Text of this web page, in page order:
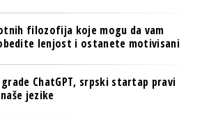
filozofija koje mogu da vam
lenjost i ostanete motivisani
ChatGPT, srpski startap pravi
jezike